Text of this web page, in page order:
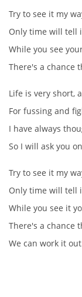
DISKOGRAFIE -
DISKOGRAFIE -
DISKOGRAFIE -
DISKOGRAFIE -
DISKOGRAFIE -
DISKOGRAFIE -
DISKOGRAFIE -
Try to see it my
Only time will tell
While you see
There's a chance
Life is very short,
For fussing and
I have always
So I will ask you
Try to see it my
Only time will tell
While you see it
There's a chance
We can work it